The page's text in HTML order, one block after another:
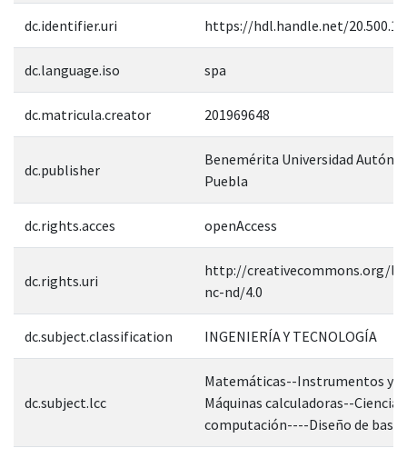
dc.identifier.uri https://hdl.handle.net/
dc.language.iso spa
dc.matricula.creator 201969648
dc.publisher
Benemérita Universidad
Puebla
dc.rights.acces openAccess
dc.rights.uri
http://creativecommons.org/
nc-nd/4.0
dc.subject.classification INGENIERÍA Y TECNOLOGÍA
dc.subject.lcc
Matemáticas--Instrumentos y
Máquinas calculadoras--
computación----Diseño de